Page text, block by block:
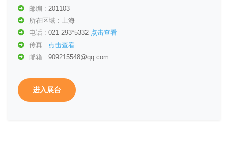
邮编 : 201103
所在区域 : 上海
电话 : 021-293*5332 点击查看
传真 : 点击查看
邮箱 : 909215548@qq.com
进入展台